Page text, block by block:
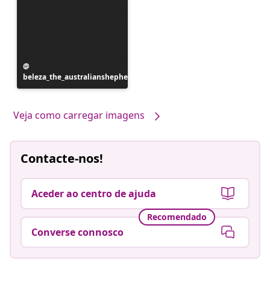
publicada
por
beleza_the_australianshepherd
Veja como carregar imagens
Contacte-nos!
Aceder ao centro de ajuda
Recomendado
Converse connosco